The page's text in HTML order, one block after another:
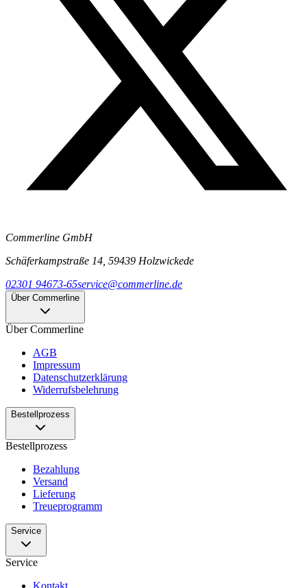
Commerline GmbH
Schäferkampstraße 14, 59439 Holzwickede
02301 94673-65service@commerline.de
Über Commerline
Über Commerline
AGB
Impressum
Datenschutzerklärung
Widerrufsbelehrung
Bestellprozess
Bestellprozess
Bezahlung
Versand
Lieferung
Treueprogramm
Service
Service
Kontakt